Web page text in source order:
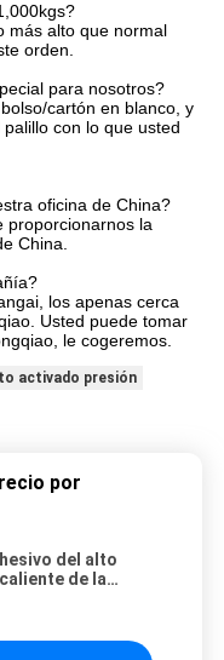
más alto que normal
orden.
para nosotros?
cartón en blanco, y
con lo que usted
oficina de China?
proporcionarnos la
China.
los apenas cerca
Usted puede tomar
le cogeremos.
activado presión
por
del alto
de la